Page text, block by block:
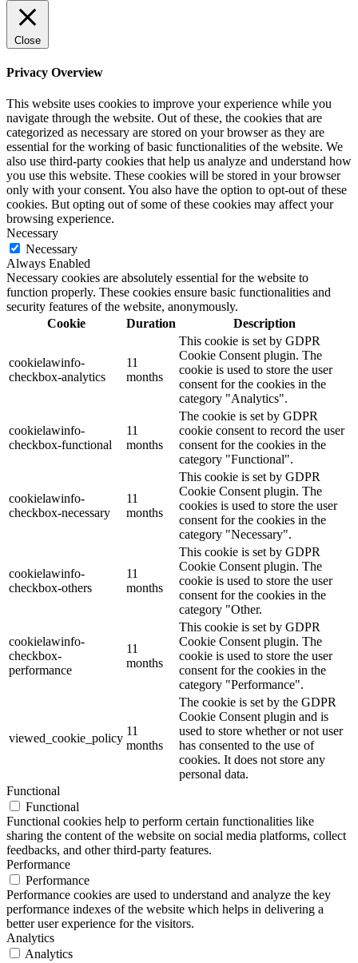
Close
Privacy Overview
This website uses cookies to improve your experience while you
navigate through the website. Out of these, the cookies that are
categorized as necessary are stored on your browser as they are
essential for the working of basic functionalities of the website. We
also use third-party cookies that help us analyze and understand how
you use this website. These cookies will be stored in your browser
only with your consent. You also have the option to opt-out of these
cookies. But opting out of some of these cookies may affect your
browsing experience.
Necessary
Necessary
Always Enabled
Necessary cookies are absolutely essential for the website to
function properly. These cookies ensure basic functionalities and
security features of the website, anonymously.
Cookie
Duration Description
cookielawinfo-
checkbox-analytics
11
months
This cookie is set by GDPR
Cookie Consent plugin. The
cookie is used to store the user
consent for the cookies in the
category "Analytics".
cookielawinfo-
checkbox-functional
11
months
The cookie is set by GDPR
cookie consent to record the user
consent for the cookies in the
category "Functional".
cookielawinfo-
checkbox-necessary
11
months
This cookie is set by GDPR
Cookie Consent plugin. The
cookies is used to store the user
consent for the cookies in the
category "Necessary".
cookielawinfo-
checkbox-others
11
months
This cookie is set by GDPR
Cookie Consent plugin. The
cookie is used to store the user
consent for the cookies in the
category "Other.
cookielawinfo-
checkbox-
performance
11
months
This cookie is set by GDPR
Cookie Consent plugin. The
cookie is used to store the user
consent for the cookies in the
category "Performance".
viewed_cookie_policy
11
months
The cookie is set by the GDPR
Cookie Consent plugin and is
used to store whether or not user
has consented to the use of
cookies. It does not store any
personal data.
Functional
Functional
Functional cookies help to perform certain functionalities like
sharing the content of the website on social media platforms, collect
feedbacks, and other third-party features.
Performance
Performance
Performance cookies are used to understand and analyze the key
performance indexes of the website which helps in delivering a
better user experience for the visitors.
Analytics
Analytics